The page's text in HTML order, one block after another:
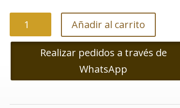
Carlota
Bio
Añadir al carrito
Realizar pedidos a través de
WhatsApp